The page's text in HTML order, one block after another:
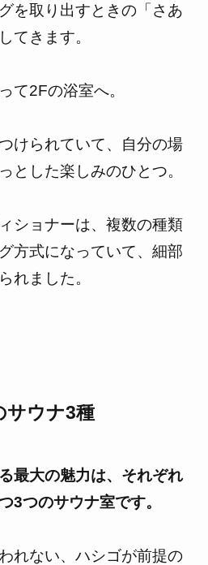
を取り出すときの「さあ
てきます。
て2Fの浴室へ。
けられていて、自分の場
とした楽しみのひとつ。
ショナーは、複数の種類
方式になっていて、細部
れました。
サウナ3種
最大の魅力は、それぞれ
3つのサウナ室です。
れない、ハシゴが前提の